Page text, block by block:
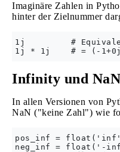
Imaginäre Zahlen in
hinter der Zielnummer
1j         #
Infinity und
In allen Versionen von
NaN ("keine Zahl") wie
pos_inf =
neg_inf = float('-